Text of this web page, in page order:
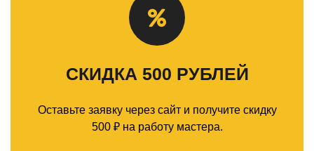
СКИДКА 500 РУБЛЕЙ
Оставьте заявку через сайт и получите скидку
500 ₽ на работу мастера.